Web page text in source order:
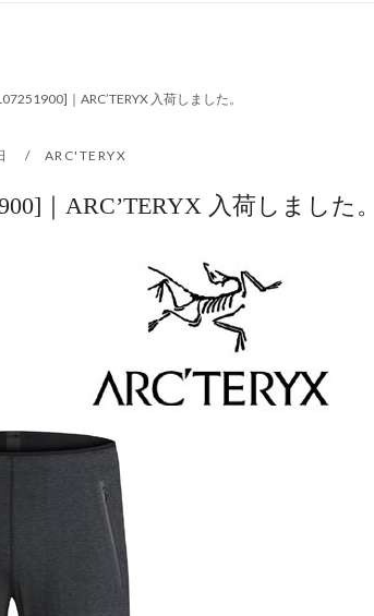
｜ARC’TERYX 入荷しました。
ARC'TERYX
｜ARC’TERYX 入荷しました。